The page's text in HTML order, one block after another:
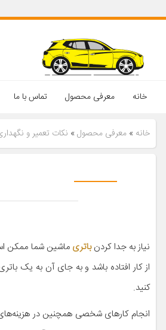
خانه معرفی محصول تماس با ما
خانه » معرفی محصول» نکات تعمیر و
نیاز به جدا کردنباتری ماشین شما ممکن
از کار افتاده باشد و به جای آن به یک
کنید.
انجام کارهای شخصی همچنین در هزینه‌های